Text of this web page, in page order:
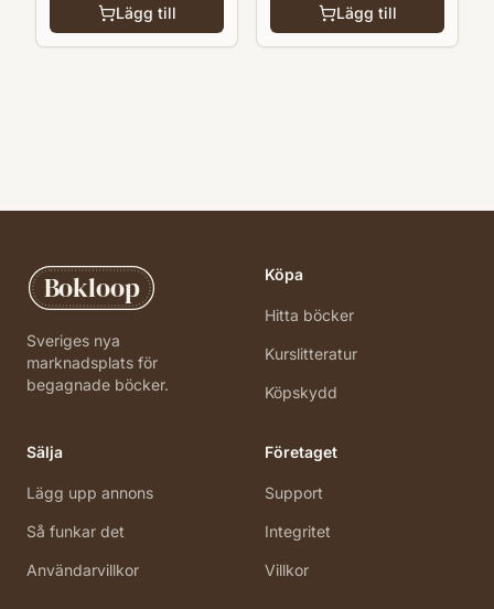
Lägg till Lägg till
Bokloop
Sveriges nya
marknadsplats för
begagnade böcker.
Köpa
Hitta böcker
Kurslitteratur
Köpskydd
Sälja
Lägg upp annons
Så funkar det
Användarvillkor
Företaget
Support
Integritet
Villkor